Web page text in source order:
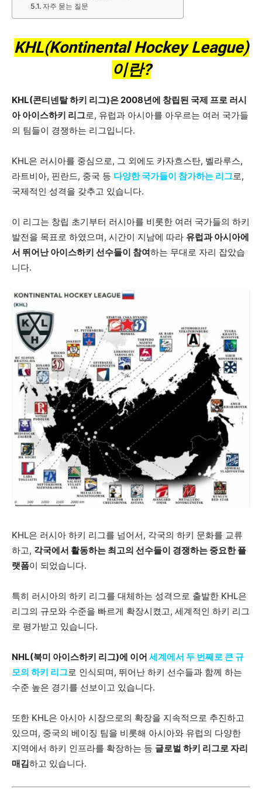
자주 묻는 질문
KHL(Kontinental Hockey League)
이란?
KHL(콘티넨탈 하키 리그)은 2008년에 창립된 국제 프로 러시
아 아이스하키 리그로, 유럽과 아시아를 아우르는 여러 국가들
의 팀들이 경쟁하는 리그입니다.
KHL은 러시아를 중심으로, 그 외에도 카자흐스탄, 벨라루스,
라트비아, 핀란드, 중국 등 다양한 국가들이 참가하는 리그로,
국제적인 성격을 갖추고 있습니다.
이 리그는 창립 초기부터 러시아를 비롯한 여러 국가들의 하키
발전을 목표로 하였으며, 시간이 지남에 따라 유럽과 아시아에
서 뛰어난 아이스하키 선수들이 참여하는 무대로 자리 잡았습
니다.
KHL은 러시아 하키 리그를 넘어서, 각국의 하키 문화를 교류
하고, 각국에서 활동하는 최고의 선수들이 경쟁하는 중요한 플
랫폼이 되었습니다.
특히 러시아의 하키 리그를 대체하는 성격으로 출발한 KHL은
리그의 규모와 수준을 빠르게 확장시켰고, 세계적인 하키 리그
로 평가받고 있습니다.
NHL(북미 아이스하키 리그)에 이어 세계에서 두 번째로 큰 규
모의 하키 리그로 인식되며, 뛰어난 하키 선수들과 함께 하는
수준 높은 경기를 선보이고 있습니다.
또한 KHL은 아시아 시장으로의 확장을 지속적으로 추진하고
있으며, 중국의 베이징 팀을 비롯해 아시아와 유럽의 다양한
지역에서 하키 인프라를 확장하는 등 글로벌 하키 리그로 자리
매김하고 있습니다.